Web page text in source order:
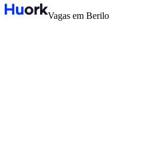
Vagas em Berilo